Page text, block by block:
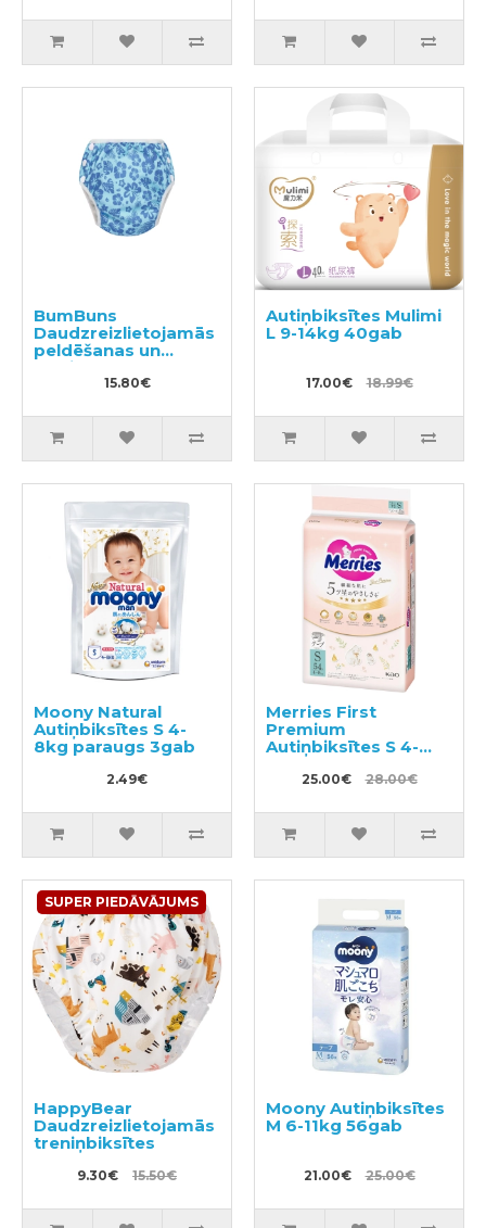
BumBuns
Daudzreizlietojamās
peldēšanas un
podiņmācību
autiņbiksīte M 11–15
15.80€
Autiņbiksītes Mulimi
L 9-14kg 40gab
17.00€ 18.99€
Moony Natural
Autiņbiksītes S 4-
8kg paraugs 3gab
2.49€
Merries First
Premium
Autiņbiksītes S 4-
8kg 54gab
25.00€ 28.00€
SUPER PIEDĀVĀJUMS
HappyBear
Daudzreizlietojamās
treniņbiksītes
9.30€ 15.50€
Moony Autiņbiksītes
M 6-11kg 56gab
21.00€ 25.00€